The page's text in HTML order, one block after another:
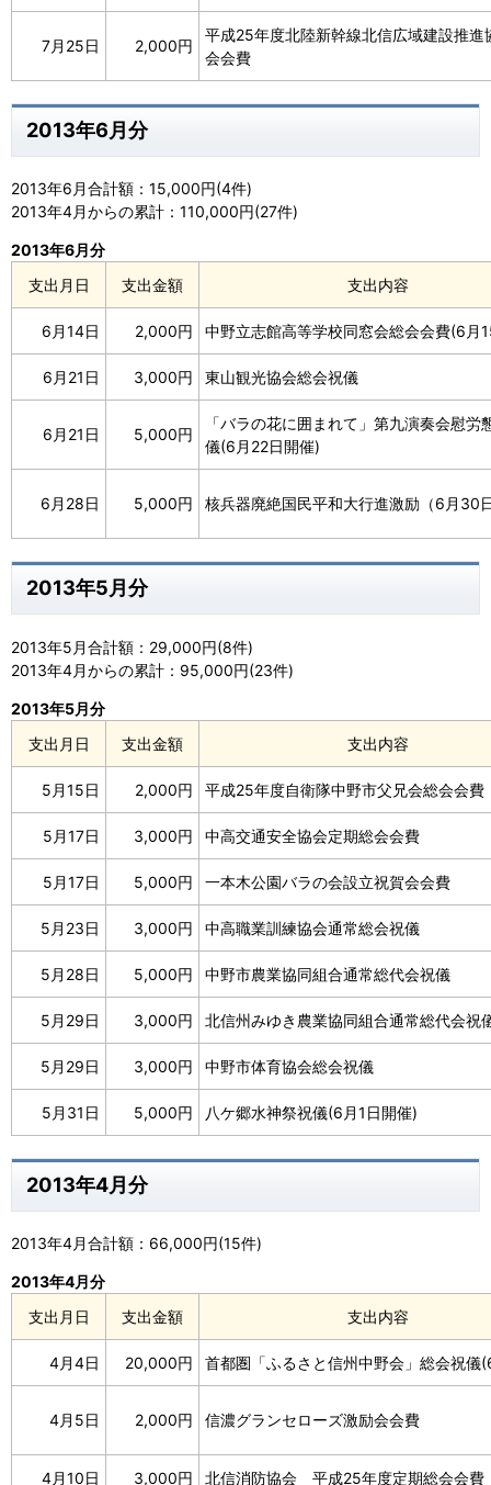
7月25日 2,000円
平成25年度北陸新幹線北信広域建設推進
会会費
2013年6月分
2013年6月合計額：15,000円(4件)
2013年4月からの累計：110,000円(27件)
支出月日 支出金額 支出内容
2013年6月分
6月14日 2,000円 中野立志館高等学校同窓会総会会費(6月
6月21日 3,000円 東山観光協会総会祝儀
6月21日 5,000円
「バラの花に囲まれて」第九演奏会慰労
儀(6月22日開催)
6月28日 5,000円 核兵器廃絶国民平和大行進激励（6月30
2013年5月分
2013年5月合計額：29,000円(8件)
2013年4月からの累計：95,000円(23件)
支出月日 支出金額 支出内容
2013年5月分
5月15日 2,000円 平成25年度自衛隊中野市父兄会総会会費
5月17日 3,000円 中高交通安全協会定期総会会費
5月17日 5,000円 一本木公園バラの会設立祝賀会会費
5月23日 3,000円 中高職業訓練協会通常総会祝儀
5月28日 5,000円 中野市農業協同組合通常総代会祝儀
5月29日 3,000円 北信州みゆき農業協同組合通常総代会祝
5月29日 3,000円 中野市体育協会総会祝儀
5月31日 5,000円 八ケ郷水神祭祝儀(6月1日開催)
2013年4月分
2013年4月合計額：66,000円(15件)
支出月日 支出金額 支出内容
2013年4月分
4月4日 20,000円 首都圏「ふるさと信州中野会」総会祝儀
4月5日 2,000円 信濃グランセローズ激励会会費
4月10日 3,000円 北信消防協会 平成25年度定期総会会費